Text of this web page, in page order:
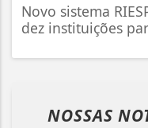
Novo sistema
dez instituições
NOSSAS